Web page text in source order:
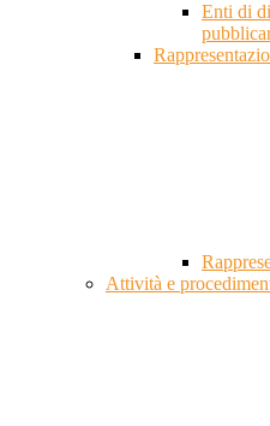
Enti di
Attività e